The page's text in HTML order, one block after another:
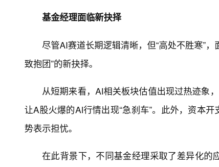
基金经理面临新抉择
尽管AI赛道长期逻辑清晰，但“高处不胜寒”
致抱团”的新抉择。
从短期来看，AI相关板块估值出现过热迹象
让A股火爆的AI行情出现“急刹车”。此外，资本
势表示担忧。
在此背景下，不同基金经理采取了差异化